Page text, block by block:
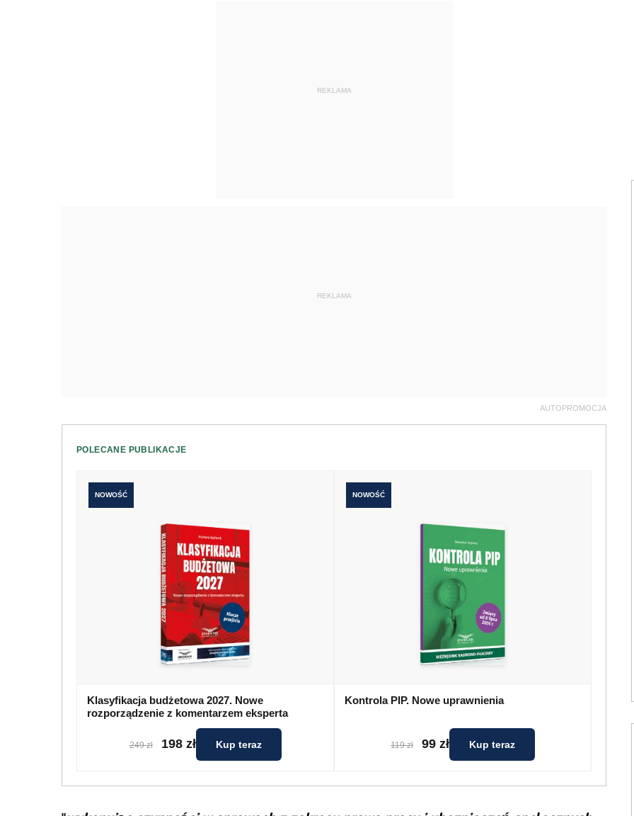
REKLAMA
REKLAMA
AUTOPROMOCJA
POLECANE PUBLIKACJE
NOWOŚĆ
Klasyfikacja budżetowa 2027. Nowe
rozporządzenie z komentarzem eksperta
249 zł 198 zł Kup teraz
NOWOŚĆ
Kontrola PIP. Nowe uprawnienia
119 zł 99 zł Kup teraz